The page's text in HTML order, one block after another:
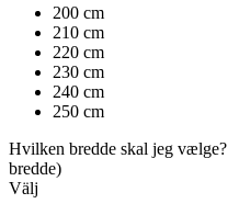
200 cm
210 cm
220 cm
230 cm
240 cm
250 cm
Hvilken bredde skal jeg vælge?
bredde)
Välj